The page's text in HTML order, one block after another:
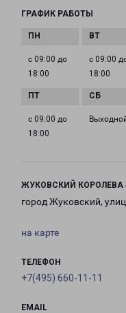
ГРАФИК РАБОТЫ
с 09:00 до
18:00
с 09:00
18:00
с 09:00 до
18:00
ЖУКОВСКИЙ КОРОЛЕВА
город Жуковский,
на карте
ТЕЛЕФОН
+7(495) 660-11-11
EMAIL